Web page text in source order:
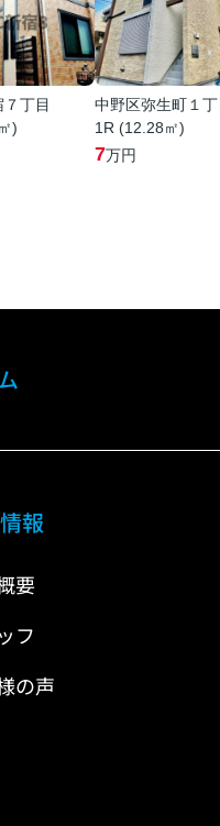
丁目
)
中野区弥生町１丁
1R (12.28㎡)
7万円
報
要
フ
の声